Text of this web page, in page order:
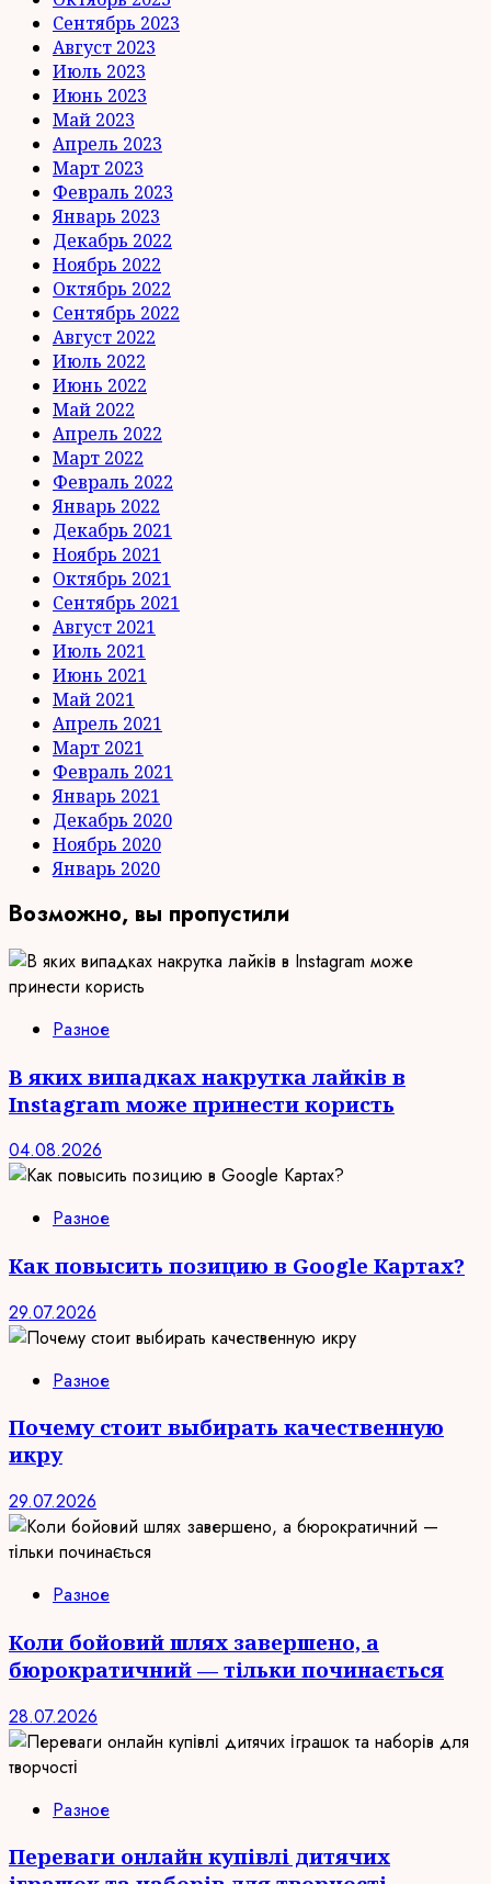
Сентябрь 2023
Август 2023
Июль 2023
Июнь 2023
Май 2023
Апрель 2023
Март 2023
Февраль 2023
Январь 2023
Декабрь 2022
Ноябрь 2022
Октябрь 2022
Сентябрь 2022
Август 2022
Июль 2022
Июнь 2022
Май 2022
Апрель 2022
Март 2022
Февраль 2022
Январь 2022
Декабрь 2021
Ноябрь 2021
Октябрь 2021
Сентябрь 2021
Август 2021
Июль 2021
Июнь 2021
Май 2021
Апрель 2021
Март 2021
Февраль 2021
Январь 2021
Декабрь 2020
Ноябрь 2020
Январь 2020
Возможно, вы пропустили
Разное
В яких випадках накрутка лайків в
Instagram може принести користь
04.08.2026
Разное
Как повысить позицию в Google Картах?
29.07.2026
Разное
Почему стоит выбирать качественную
икру
29.07.2026
Разное
Коли бойовий шлях завершено, а
бюрократичний — тільки починається
28.07.2026
Разное
Переваги онлайн купівлі дитячих